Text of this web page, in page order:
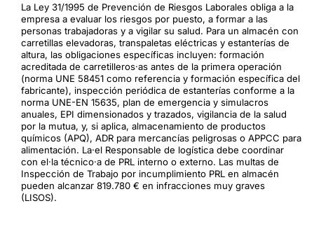
La Ley 31/1995 de Prevención de Riesgos Laborales obliga a la
empresa a evaluar los riesgos por puesto, a formar a las
personas trabajadoras y a vigilar su salud. Para un almacén con
carretillas elevadoras, transpaletas eléctricas y estanterías de
altura, las obligaciones específicas incluyen: formación
acreditada de carretilleros·as antes de la primera operación
(norma UNE 58451 como referencia y formación específica del
fabricante), inspección periódica de estanterías conforme a la
norma UNE-EN 15635, plan de emergencia y simulacros
anuales, EPI dimensionados y trazados, vigilancia de la salud
por la mutua, y, si aplica, almacenamiento de productos
químicos (APQ), ADR para mercancías peligrosas o APPCC para
alimentación. La·el Responsable de logística debe coordinar
con el·la técnico·a de PRL interno o externo. Las multas de
Inspección de Trabajo por incumplimiento PRL en almacén
pueden alcanzar 819.780 € en infracciones muy graves
(LISOS).